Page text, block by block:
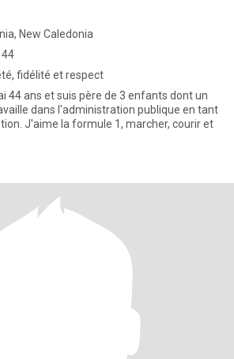
New Caledonia
44
fidélité et respect
44 ans et suis père de 3 enfants dont un
dans l'administration publique en tant
J'aime la formule 1, marcher, courir et